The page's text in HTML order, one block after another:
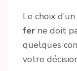
Le choix d’un
fer ne doit
quelques
votre